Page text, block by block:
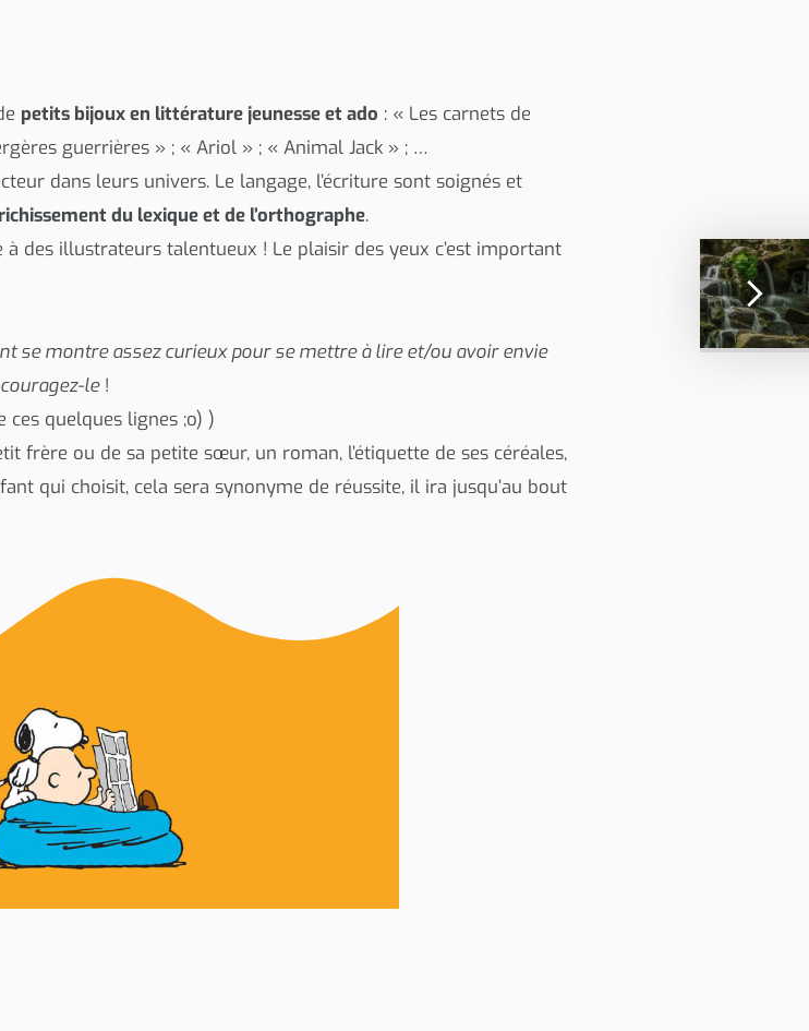
petits bijoux en littérature jeunesse et ado : « Les carnets de
guerrières » ; « Ariol » ; « Animal Jack » ; …
dans leurs univers. Le langage, l’écriture sont soignés et
du lexique et de l’orthographe.
des illustrateurs talentueux ! Le plaisir des yeux c’est important
se montre assez curieux pour se mettre à lire et/ou avoir envie
le!
quelques lignes ;o) )
frère ou de sa petite sœur, un roman, l’étiquette de ses céréales,
qui choisit, cela sera synonyme de réussite, il ira jusqu’au bout